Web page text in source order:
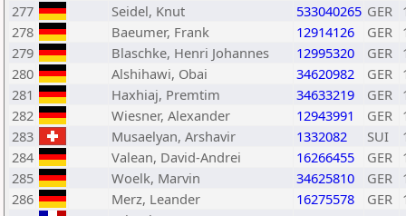
277
Seidel, Knut 533040265 GER
278
Baeumer, Frank 12914126 GER
279
Blaschke, Henri Johannes 12995320 GER
280
Alshihawi, Obai 34620982 GER
281
Haxhiaj, Premtim 34633219 GER
282
Wiesner, Alexander 12943991 GER
283
Musaelyan, Arshavir 1332082 SUI
284
Valean, David-Andrei 16266455 GER
285
Woelk, Marvin 34625810 GER
286
Merz, Leander 16275578 GER